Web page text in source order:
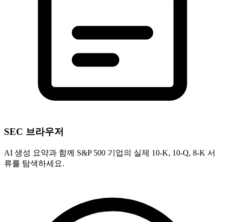
SEC 브라우저
AI 생성 요약과 함께 S&P 500 기업의 실제 10-K, 10-Q, 8-K 서
류를 탐색하세요.